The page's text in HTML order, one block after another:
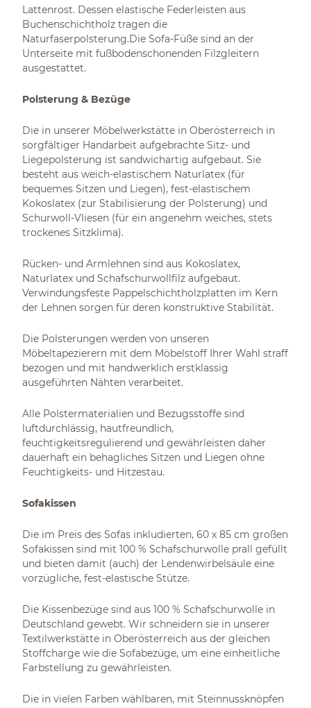
Lattenrost. Dessen elastische Federleisten aus
Buchenschichtholz tragen die
Naturfaserpolsterung.Die Sofa-Füße sind an der
Unterseite mit fußbodenschonenden Filzgleitern
ausgestattet.
Polsterung & Bezüge
Die in unserer Möbelwerkstätte in Oberösterreich in
sorgfältiger Handarbeit aufgebrachte Sitz- und
Liegepolsterung ist sandwichartig aufgebaut. Sie
besteht aus weich-elastischem Naturlatex (für
bequemes Sitzen und Liegen), fest-elastischem
Kokoslatex (zur Stabilisierung der Polsterung) und
Schurwoll-Vliesen (für ein angenehm weiches, stets
trockenes Sitzklima).
Rücken- und Armlehnen sind aus Kokoslatex,
Naturlatex und Schafschurwollfilz aufgebaut.
Verwindungsfeste Pappelschichtholzplatten im Kern
der Lehnen sorgen für deren konstruktive Stabilität.
Die Polsterungen werden von unseren
Möbeltapezierern mit dem Möbelstoff Ihrer Wahl straff
bezogen und mit handwerklich erstklassig
ausgeführten Nähten verarbeitet.
Alle Polstermaterialien und Bezugsstoffe sind
luftdurchlässig, hautfreundlich,
feuchtigkeitsregulierend und gewährleisten daher
dauerhaft ein behagliches Sitzen und Liegen ohne
Feuchtigkeits- und Hitzestau.
Sofakissen
Die im Preis des Sofas inkludierten, 60 x 85 cm großen
Sofakissen sind mit 100 % Schafschurwolle prall gefüllt
und bieten damit (auch) der Lendenwirbelsäule eine
vorzügliche, fest-elastische Stütze.
Die Kissenbezüge sind aus 100 % Schafschurwolle in
Deutschland gewebt. Wir schneidern sie in unserer
Textilwerkstätte in Oberösterreich aus der gleichen
Stoffcharge wie die Sofabezüge, um eine einheitliche
Farbstellung zu gewährleisten.
Die in vielen Farben wählbaren, mit Steinnussknöpfen